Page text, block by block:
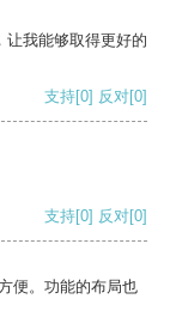
让我能够取得更好的
支持[0] 反对[0]
支持[0] 反对[0]
便。功能的布局也